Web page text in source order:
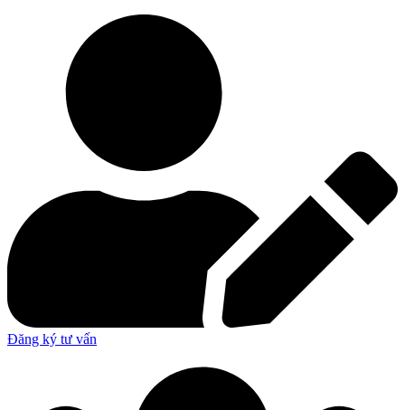
Đăng ký tư vấn